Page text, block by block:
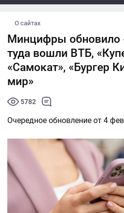
О сайтах
Минцифры обновило
туда вошли ВТБ,
«Самокат», «Бургер
мир»
5782
Очередное обновление от 4